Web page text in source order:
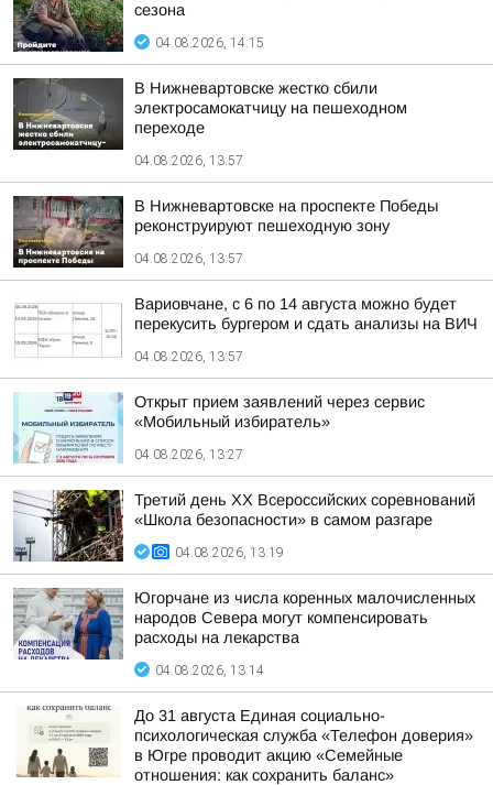
сезона
04.08.2026, 14:15
В Нижневартовске жестко сбили
электросамокатчицу на пешеходном
переходе
04.08.2026, 13:57
В Нижневартовске на проспекте Победы
реконструируют пешеходную зону
04.08.2026, 13:57
Вариовчане, с 6 по 14 августа можно будет
перекусить бургером и сдать анализы на ВИЧ
04.08.2026, 13:57
Открыт прием заявлений через сервис
«Мобильный избиратель»
04.08.2026, 13:27
Третий день XX Всероссийских соревнований
«Школа безопасности» в самом разгаре
04.08.2026, 13:19
Югорчане из числа коренных малочисленных
народов Севера могут компенсировать
расходы на лекарства
04.08.2026, 13:14
До 31 августа Единая социально-
психологическая служба «Телефон доверия»
в Югре проводит акцию «Семейные
отношения: как сохранить баланс»